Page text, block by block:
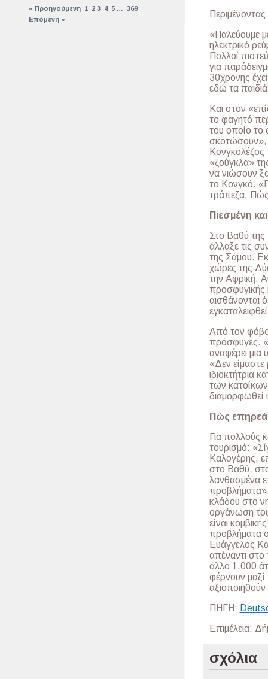
« Προηγούμενη 1 2 3 4 5
369
Επόμενη »
«Παλεύουμε
ηλεκτρικό
Πολλοί
για
30χρονης
εδώ τα
Και στον
το φαγητό
του οποίο το
σκοτώσουν»,
Κονγκολέζος
«ζούγκλα»
να νιώσουν
το Κονγκό.
τράπεζα. Πώς
Πιεσμένη
Στο Βαθύ
άλλαξε τις
της Σάμου.
χώρες της
την Αφρική.
προσφυγικής
αισθάνονται
Από τον φόβο
πρόσφυγες.
αναφέρει
«Δεν
ιδιοκτήτρια
των
διαμορφωθεί
Πώς
Για πολλούς
τουρισμό:
Καλογέρης,
στο Βαθύ,
λανθασμένα
προβλήματα»,
κλάδου στο
οργάνωση του
είναι
προβλήματα
Ευάγγελος
απέναντι στο
άλλο 1.000
φέρνουν
αξιοποιηθούν
ΠΗΓΗ:
Επιμέλεια:
σχόλια